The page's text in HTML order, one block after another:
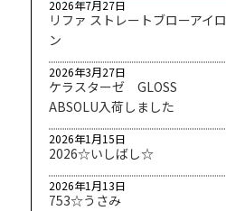
リファ ストレートブローアイロ
ン
2026年7月27日
ケラスターゼ GLOSS
ABSOLU入荷しました
2026年3月27日
2026☆いしばし☆
2026年1月15日
753☆うさみ
2026年1月13日